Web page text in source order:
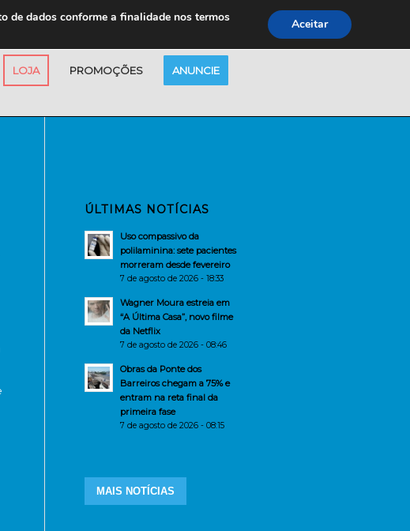
LOJA PROMOÇÕES ANUNCIE
ÚLTIMAS NOTÍCIAS
Uso compassivo da
polilaminina: sete pacientes
morreram desde fevereiro
7 de agosto de 2026 - 18:33
Wagner Moura estreia em
“A Última Casa”, novo filme
da Netflix
7 de agosto de 2026 - 08:46
Obras da Ponte dos
Barreiros chegam a 75% e
entram na reta final da
primeira fase
7 de agosto de 2026 - 08:15
MAIS NOTÍCIAS
de dados conforme a finalidade nos termos
Aceitar